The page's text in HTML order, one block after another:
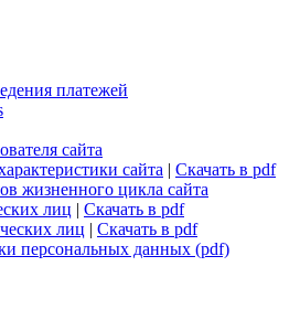
платежей
сайта
сайта|Скачать в pdf
жизненного цикла сайта
лиц